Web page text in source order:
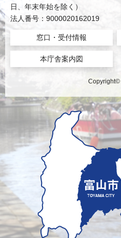
日、年末年始を除く）
法人番号：9000020162019
窓口・受付情報
本庁舎案内図
Copyright©